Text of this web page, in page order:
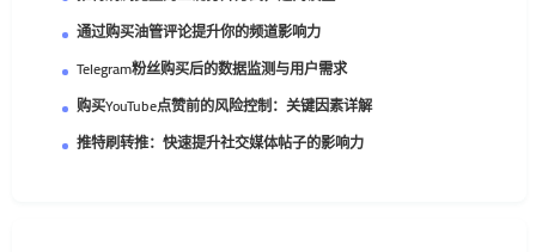
通过购买油管评论提升你的频道影响力
Telegram粉丝购买后的数据监测与用户需求
购买YouTube点赞前的风险控制：关键因素详解
推特刷转推：快速提升社交媒体帖子的影响力